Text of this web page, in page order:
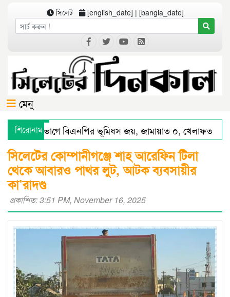
সিলেট [english_date] | [bangla_date]
মেনু
শিরোনাম
সিলেট বিভাগে বিএনপির ভূমিধস জয়, জামায়াত ০, খেলাফত ১
সিলেটে স্মার্ট পুলিশিংয়ে আইন-শৃঙ্খলায় স্বস্তি : শ’ত দিনে
সিলেটের কোম্পানীগঞ্জে শাহ আরেফিন টিলা
থেকে আবারও পাথর লুট, আটক ব্যবসায়ীর
কা’রাদণ্ড
প্রকাশিত: 3:51 PM, November 16, 2025